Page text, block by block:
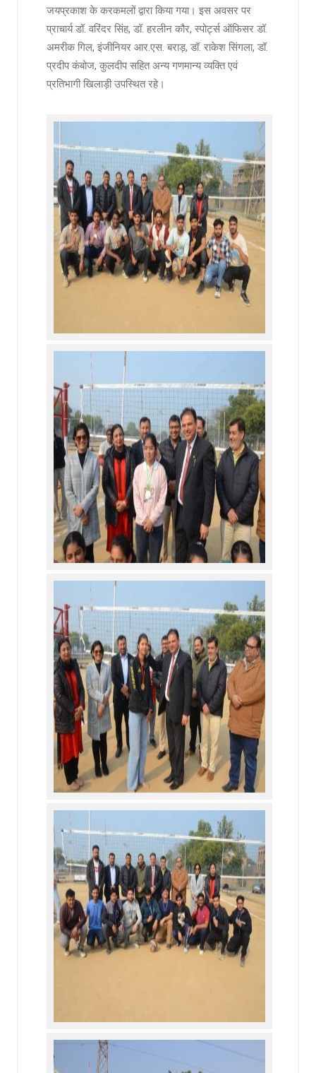
जयप्रकाश के करकमलों द्वारा किया गया। इस अवसर पर
प्राचार्य डॉ. वरिंदर सिंह, डॉ. हरलीन कौर, स्पोर्ट्स ऑफिसर डॉ.
अमरीक गिल, इंजीनियर आर.एस. बराड़, डॉ. राकेश सिंगला, डॉ.
प्रदीप कंबोज, कुलदीप सहित अन्य गणमान्य व्यक्ति एवं
प्रतिभागी खिलाड़ी उपस्थित रहे।